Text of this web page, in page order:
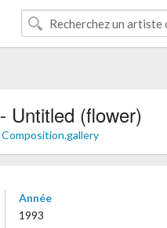
- Untitled (flower)
Composition.gallery
Année
1993